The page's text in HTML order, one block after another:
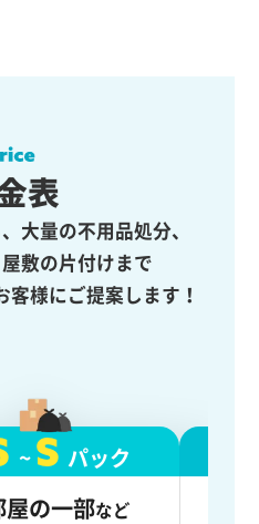
表
大量の不用品処分、
敷の片付けまで
様にご提案します！
~S パック
屋の一部など